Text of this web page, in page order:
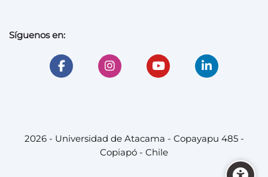
Síguenos en:
2026 - Universidad de Atacama - Copayapu 485 -
Copiapó - Chile